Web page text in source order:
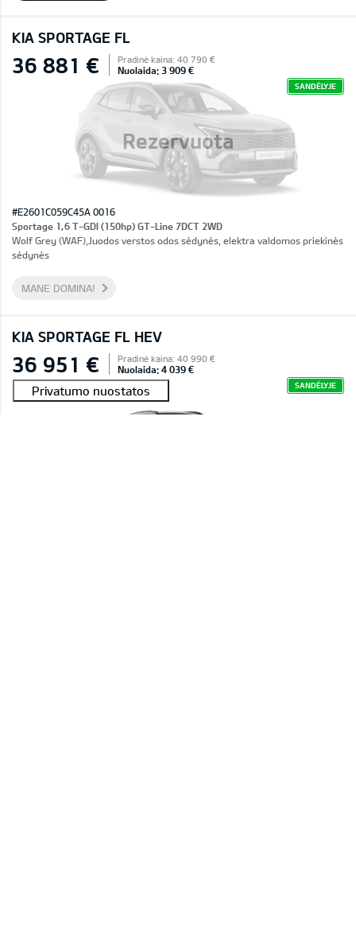
KIA SPORTAGE FL
Rezervuota
36 881 € Pradinė kaina: 40 790 €
Nuolaida: 3 909 €
SANDĖLYJE
#E2601C059C45A 0016
Sportage 1,6 T-GDI (150hp) GT-Line 7DCT 2WD
Wolf Grey (WAF),Juodos verstos odos sėdynės, elektra valdomos priekinės
sėdynės
MANE DOMINA!
KIA SPORTAGE FL HEV
36 951 € Pradinė kaina: 40 990 €
Nuolaida: 4 039 €
SANDĖLYJE